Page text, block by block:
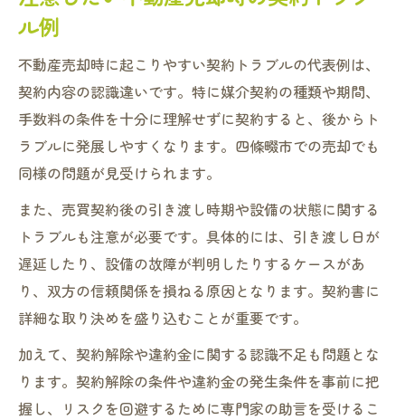
ル例
不動産売却時に起こりやすい契約トラブルの代表例は、
契約内容の認識違いです。特に媒介契約の種類や期間、
手数料の条件を十分に理解せずに契約すると、後からト
ラブルに発展しやすくなります。四條畷市での売却でも
同様の問題が見受けられます。
また、売買契約後の引き渡し時期や設備の状態に関する
トラブルも注意が必要です。具体的には、引き渡し日が
遅延したり、設備の故障が判明したりするケースがあ
り、双方の信頼関係を損ねる原因となります。契約書に
詳細な取り決めを盛り込むことが重要です。
加えて、契約解除や違約金に関する認識不足も問題とな
ります。契約解除の条件や違約金の発生条件を事前に把
握し、リスクを回避するために専門家の助言を受けるこ